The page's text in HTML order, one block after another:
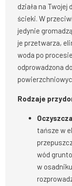
działa na
ścieki. W
jedynie
je przetwarza,
woda po
odprowadzona
Rodzaje
tańsze w
wód
w